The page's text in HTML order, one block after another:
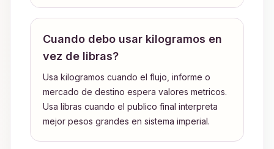
Cuando debo usar kilogramos en
vez de libras?
Usa kilogramos cuando el flujo, informe o
mercado de destino espera valores metricos.
Usa libras cuando el publico final interpreta
mejor pesos grandes en sistema imperial.